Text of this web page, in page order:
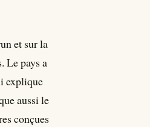
et sur la
Le pays a
explique
aussi le
conçues